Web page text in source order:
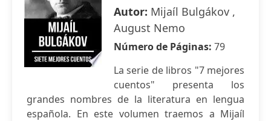
Autor: Mijaíl Bulgákov ,
August Nemo
Número de Páginas: 79
La serie de libros "7 mejores
cuentos" presenta los
grandes nombres de la literatura en lengua
española. En este volumen traemos a Mijaíl